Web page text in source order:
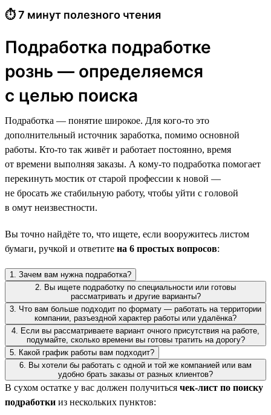
⏱ 7 минут полезного чтения
Подработка подработке
рознь — определяемся
с целью поиска
Подработка — понятие широкое. Для кого-то это
дополнительный источник заработка, помимо основной
работы. Кто-то так живёт и работает постоянно, время
от времени выполняя заказы. А кому-то подработка помогает
перекинуть мостик от старой профессии к новой —
не бросать же стабильную работу, чтобы уйти с головой
в омут неизвестности.
Вы точно найдёте то, что ищете, если вооружитесь листом
бумаги, ручкой и ответите на 6 простых вопросов:
1. Зачем вам нужна подработка?
2. Вы ищете подработку по специальности или готовы
рассматривать и другие варианты?
3. Что вам больше подходит по формату — работать на территории
компании, разъездной характер работы или удалёнка?
4. Если вы рассматриваете вариант очного присутствия на работе,
подумайте, сколько времени вы готовы тратить на дорогу?
5. Какой график работы вам подходит?
6. Вы хотели бы работать с одной и той же компанией или вам
удобно брать заказы от разных клиентов?
В сухом остатке у вас должен получиться чек-лист по поиску
подработки из нескольких пунктов: